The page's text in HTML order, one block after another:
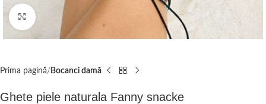
Click to enlarge
Prima pagină Bocanci damă
Ghete piele naturala Fanny snacke